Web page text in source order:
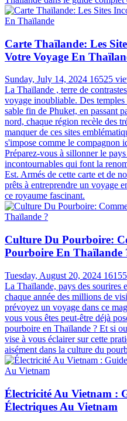
Bagage En Avion En
Pour Préparer Votre
Saturday, August 03, 2024
La Thaïlande, avec ses plages
et sa cuisine exotique, est une
voyageurs. Cependant, avant de
sourires, il est essentiel de bien
concernant les bagages en
de celles auxquelles vous êtes
vous évitera bien des tracas à
réglementations spécifiques
Thaïlande dans le guide complet
Carte Thaïlande: Les
Sunday, July 14, 2024 16525
La Thaïlande , terre de
voyage inoubliable. Des temples
sable fin de Phuket, en passant
nord, chaque région recèle des
manquer de ces sites
s'impose comme le compagnon
Préparez-vous à sillonner le
incontournables qui font la
Est. Armés de cette carte et de
prêts à entreprendre un voyage
ce royaume fascinant.
Culture Du Pourboire: